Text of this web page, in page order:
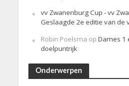
vv Zwanenburg Cup - vv
Geslaagde 2e editie van de
Robin Poelsma op Dames 1
doelpuntrijk
Onderwerpen